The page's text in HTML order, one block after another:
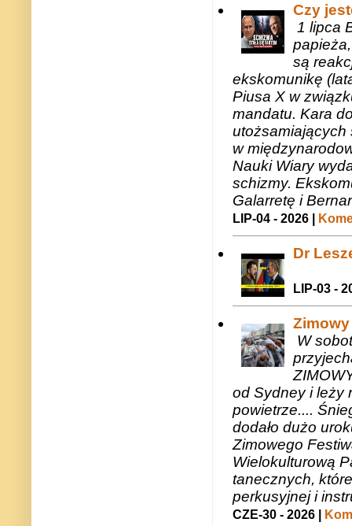
Czy
1 lipca
są
ekskomunikę
Piusa X w
mandatu. Kara
utożsamiających
w
Nauki Wiary
schizmy.
Galarretę i
LIP-04 - 2026 |
Dr
LIP-03 -
W
od Sydney i leży
powietrze....
dodało dużo
Zimowego
Wielokulturową
tanecznych,
perkusyjnej i
CZE-30 - 2026 |